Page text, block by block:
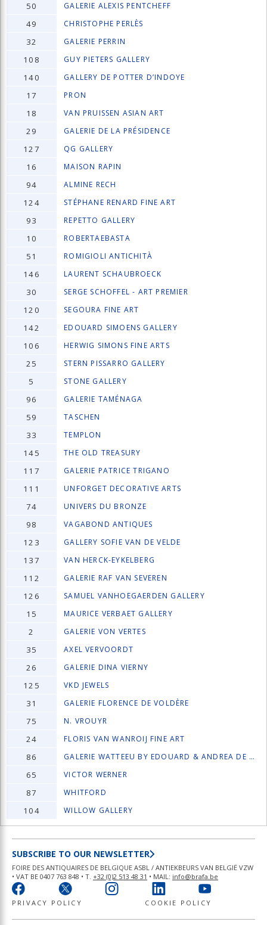
50 GALERIE ALEXIS PENTCHEFF
49 CHRISTOPHE PERLÈS
32 GALERIE PERRIN
108 GUY PIETERS GALLERY
140 GALLERY DE POTTER D’INDOYE
17 PRON
18 VAN PRUISSEN ASIAN ART
29 GALERIE DE LA PRÉSIDENCE
127 QG GALLERY
16 MAISON RAPIN
94 ALMINE RECH
124 STÉPHANE RENARD FINE ART
93 REPETTO GALLERY
10 ROBERTAEBASTA
51 ROMIGIOLI ANTICHITÀ
146 LAURENT SCHAUBROECK
30 SERGE SCHOFFEL - ART PREMIER
120 SEGOURA FINE ART
142 EDOUARD SIMOENS GALLERY
106 HERWIG SIMONS FINE ARTS
25 STERN PISSARRO GALLERY
5 STONE GALLERY
96 GALERIE TAMÉNAGA
59 TASCHEN
33 TEMPLON
145 THE OLD TREASURY
117 GALERIE PATRICE TRIGANO
111 UNFORGET DECORATIVE ARTS
74 UNIVERS DU BRONZE
98 VAGABOND ANTIQUES
123 GALLERY SOFIE VAN DE VELDE
137 VAN HERCK-EYKELBERG
112 GALERIE RAF VAN SEVEREN
126 SAMUEL VANHOEGAERDEN GALLERY
15 MAURICE VERBAET GALLERY
2 GALERIE VON VERTES
35 AXEL VERVOORDT
26 GALERIE DINA VIERNY
125 VKD JEWELS
31 GALERIE FLORENCE DE VOLDÈRE
75 N. VROUYR
24 FLORIS VAN WANROIJ FINE ART
86 GALERIE WATTEEU BY EDOUARD & ANDREA DE
65 VICTOR WERNER
87 WHITFORD
104 WILLOW GALLERY
SUBSCRIBE TO OUR NEWSLETTER
FOIRE DES ANTIQUAIRES DE BELGIQUE ASBL / ANTIEKBEURS VAN BELGIË VZW
• VAT BE 0407 763 848 • T. +32 (0)2 513 48 31 • MAIL: info@brafa.be
PRIVACY POLICY COOKIE POLICY